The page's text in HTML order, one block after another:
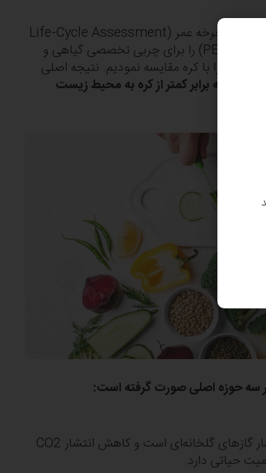
ما در شرکت پوراتوس، با استفاده از روش ارزیابی چرخه عمر (Life-Cycle Assessment
یا LCA)، تأثیرات زیست‌محیطی کامل محصول (PEF) را برای چربی تخصصی گیاهی و
و آن را با کره مقایسه نمودیم. نتیجه اصلی
سه برابر کمتر از کره به محیط زیست
حوزه اصلی صورت گرفته است:
دی‌اکسید کربن، بزرگ‌ترین عامل در انتشار گازهای گلخانه‌ای است و کاهش انتشار CO2
حیاتی دارد.